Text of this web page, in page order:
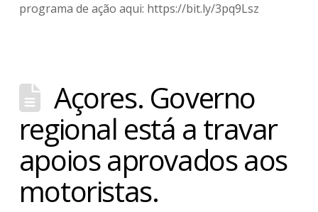
programa de ação aqui: https://bit.ly/3pq9Lsz
Açores. Governo
regional está a travar
apoios aprovados aos
motoristas.